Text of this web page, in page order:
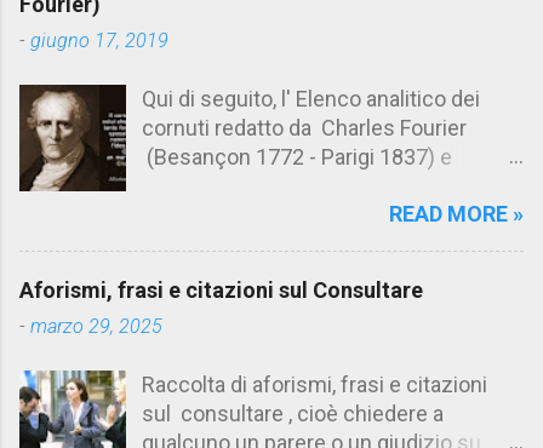
t
- giugno 17, 2019
Qui di seguito, l' Elenco analitico dei
cornuti redatto da Charles Fourier
(Besançon 1772 - Parigi 1837) e
Aforismario trovi anche una raccolta di
cornuto pretenzioso: colui che ritiene
sua moglie tanto fortunata, per averlo
ammettere l'idea del tradimento. Ciò lo
rende un marito assai comodo.
READ MORE »
Aforismi, frasi e citazioni sul Consultare
- marzo 29, 2025
Raccolta di aforismi, frasi e citazioni
sul consultare , cioè chiedere a
qualcuno un parere o un giudizio su